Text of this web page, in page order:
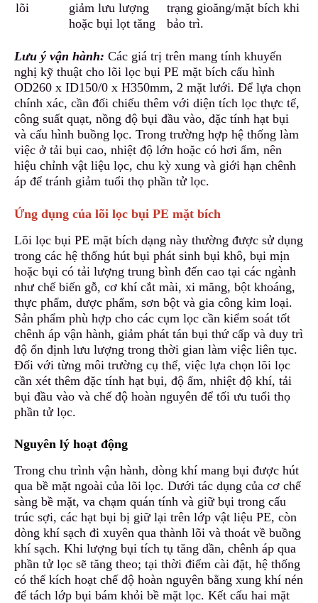
lõi
giảm lưu lượng
hoặc bụi lọt tăng
trạng gioăng/mặt bích khi
bảo trì.
Lưu ý vận hành: Các giá trị trên mang tính khuyến
nghị kỹ thuật cho lõi lọc bụi PE mặt bích cấu hình
OD260 x ID150/0 x H350mm, 2 mặt lưới. Để lựa chọn
chính xác, cần đối chiếu thêm với diện tích lọc thực tế,
công suất quạt, nồng độ bụi đầu vào, đặc tính hạt bụi
và cấu hình buồng lọc. Trong trường hợp hệ thống làm
việc ở tải bụi cao, nhiệt độ lớn hoặc có hơi ẩm, nên
hiệu chỉnh vật liệu lọc, chu kỳ xung và giới hạn chênh
áp để tránh giảm tuổi thọ phần tử lọc.
Ứng dụng của lõi lọc bụi PE mặt bích
Lõi lọc bụi PE mặt bích dạng này thường được sử dụng
trong các hệ thống hút bụi phát sinh bụi khô, bụi mịn
hoặc bụi có tải lượng trung bình đến cao tại các ngành
như chế biến gỗ, cơ khí cắt mài, xi măng, bột khoáng,
thực phẩm, dược phẩm, sơn bột và gia công kim loại.
Sản phẩm phù hợp cho các cụm lọc cần kiểm soát tốt
chênh áp vận hành, giảm phát tán bụi thứ cấp và duy trì
độ ổn định lưu lượng trong thời gian làm việc liên tục.
Đối với từng môi trường cụ thể, việc lựa chọn lõi lọc
cần xét thêm đặc tính hạt bụi, độ ẩm, nhiệt độ khí, tải
bụi đầu vào và chế độ hoàn nguyên để tối ưu tuổi thọ
phần tử lọc.
Nguyên lý hoạt động
Trong chu trình vận hành, dòng khí mang bụi được hút
qua bề mặt ngoài của lõi lọc. Dưới tác dụng của cơ chế
sàng bề mặt, va chạm quán tính và giữ bụi trong cấu
trúc sợi, các hạt bụi bị giữ lại trên lớp vật liệu PE, còn
dòng khí sạch đi xuyên qua thành lõi và thoát về buồng
khí sạch. Khi lượng bụi tích tụ tăng dần, chênh áp qua
phần tử lọc sẽ tăng theo; tại thời điểm cài đặt, hệ thống
có thể kích hoạt chế độ hoàn nguyên bằng xung khí nén
để tách lớp bụi bám khỏi bề mặt lọc. Kết cấu hai mặt